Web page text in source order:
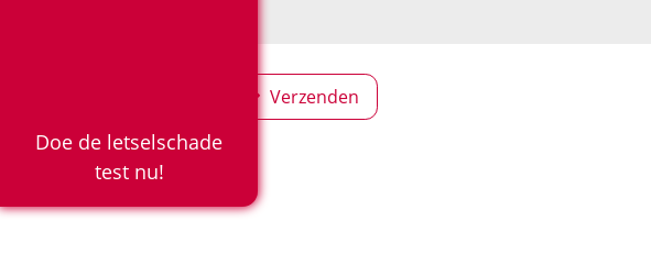
Verzenden
Doe de letselschade
test nu!